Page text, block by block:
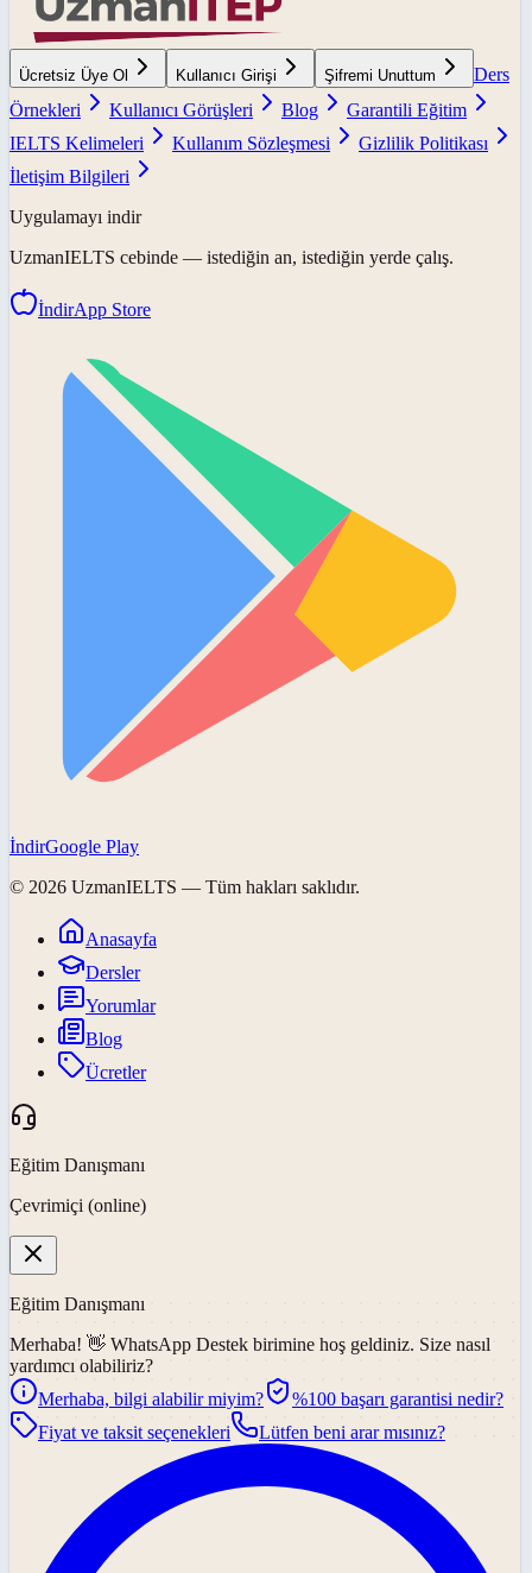
Ücretsiz Üye Ol Kullanıcı Girişi Şifremi Unuttum
Ders
Örnekleri
Kullanıcı Görüşleri Blog
Garantili Eğitim
IELTS Kelimeleri
Kullanım Sözleşmesi
Gizlilik Politikası
İletişim Bilgileri
Uygulamayı indir
UzmanIELTS cebinde — istediğin an, istediğin yerde çalış.
İndirApp Store
İndirGoogle Play
© 2026 UzmanIELTS — Tüm hakları saklıdır.
Anasayfa
Dersler
Yorumlar
Blog
Ücretler
Eğitim Danışmanı
Çevrimiçi (online)
Eğitim Danışmanı
Merhaba! 👋 WhatsApp Destek birimine hoş geldiniz. Size nasıl
yardımcı olabiliriz?
Merhaba, bilgi alabilir miyim?
%100 başarı garantisi nedir?
Fiyat ve taksit seçenekleri
Lütfen beni arar mısınız?